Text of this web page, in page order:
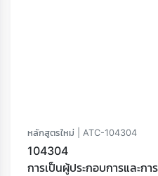
หลักสูตรใหม่ | ATC-104304
104304
การเป็นผู้ประกอบการและก